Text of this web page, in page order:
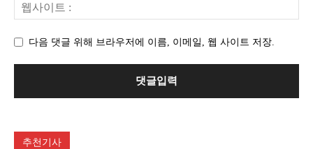
다음 댓글 위해 브라우저에 이름, 이메일, 웹 사이트 저장.
추천기사